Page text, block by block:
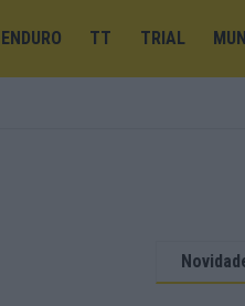
ENDURO TT TRIAL